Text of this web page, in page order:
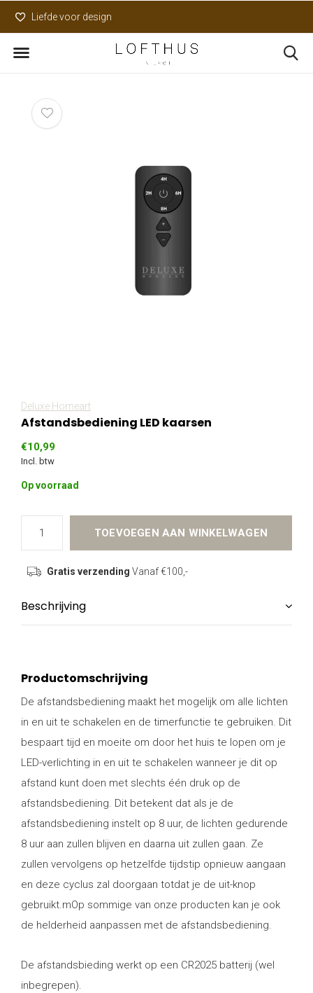
Liefde voor design
Deluxe Homeart
Afstandsbediening LED kaarsen
€10,99
Incl. btw
Op voorraad
TOEVOEGEN AAN WINKELWAGEN
Gratis verzending Vanaf €100,-
Beschrijving
Productomschrijving
De afstandsbediening maakt het mogelijk om alle lichten
in en uit te schakelen en de timerfunctie te gebruiken. Dit
bespaart tijd en moeite om door het huis te lopen om je
LED-verlichting in en uit te schakelen wanneer je dit op
afstand kunt doen met slechts één druk op de
afstandsbediening. Dit betekent dat als je de
afstandsbediening instelt op 8 uur, de lichten gedurende
8 uur aan zullen blijven en daarna uit zullen gaan. Ze
zullen vervolgens op hetzelfde tijdstip opnieuw aangaan
en deze cyclus zal doorgaan totdat je de uit-knop
gebruikt.mOp sommige van onze producten kan je ook
de helderheid aanpassen met de afstandsbediening.
De afstandsbieding werkt op een CR2025 batterij (wel
inbegrepen).